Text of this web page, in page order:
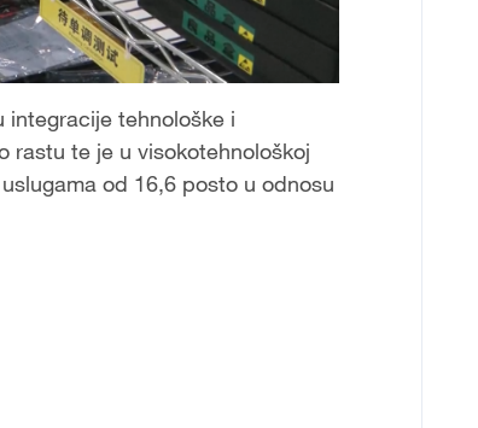
integracije tehnološke i
rastu te je u visokotehnološkoj
od 16,6 posto u odnosu